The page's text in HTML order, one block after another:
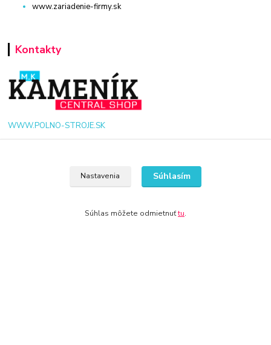
www.zariadenie-firmy.sk
Kontakty
WWW.POLNO-STROJE.SK
info@polno-stroje.skNastavenia Súhlasím
Súhlas môžete odmietnuťtu.